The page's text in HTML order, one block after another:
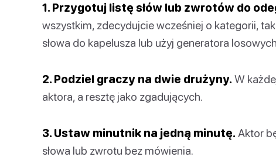
1. Przygotuj listę słów lub zwrotów do
wszystkim, zdecydujcie wcześniej o kategorii,
słowa do kapelusza lub użyj generatora
2. Podziel graczy na dwie drużyny. W
aktora, a resztę jako zgadujących.
3. Ustaw minutnik na jedną minutę. Aktor
słowa lub zwrotu bez mówienia.